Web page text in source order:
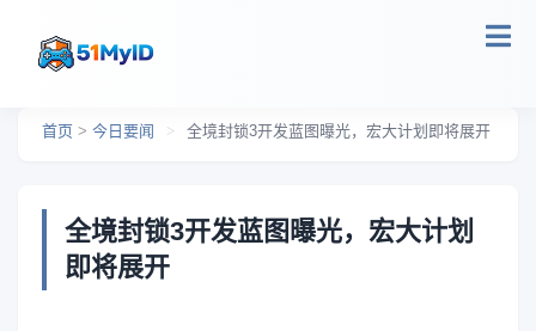
首页 > 今日要闻 > 全境封锁3开发蓝图曝光，宏大计划即将展开
全境封锁3开发蓝图曝光，宏大计划
即将展开